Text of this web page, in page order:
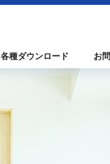
各種ダウンロード お